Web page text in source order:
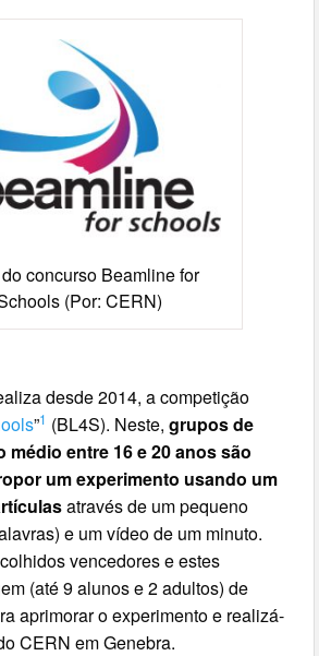
concurso Beamline for
(Por: CERN)
desde 2014, a competição
”1 (BL4S). Neste,grupos de
entre 16 e 20 anos são
um experimento usando um
através de um pequeno
e um vídeo de um minuto.
vencedores e estes
(até 9 alunos e 2 adultos) de
aprimorar o experimento e realizá-
CERN em Genebra.